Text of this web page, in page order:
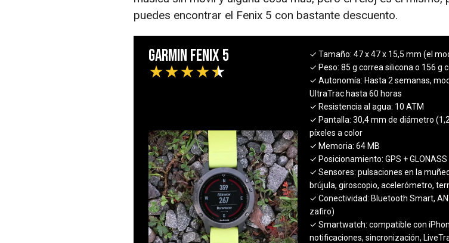
puedes encontrar el Fenix 5 con bastante descuento.
Garmin Fenix 5
★★★★★
✓ Tamaño: 47 x 47 x 15,5 mm (el
✓ Peso: 85 g correa silicona o 156 g
✓ Autonomía: Hasta 2 semanas,
UltraTrac hasta 60 horas
✓ Resistencia al agua: 10 ATM
✓ Pantalla: 30,4 mm de diámetro
píxeles a color
✓ Memoria: 64 MB
✓ Posicionamiento: GPS + GLONASS
✓ Sensores: pulsaciones en la
brújula, giroscopio, acelerómetro,
✓ Conectividad: Bluetooth Smart,
zafiro)
✓ Smartwatch: compatible con
notificaciones, sincronización,